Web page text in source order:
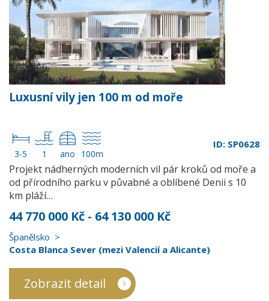
Luxusní vily jen 100 m od moře
3-5 1 ano 100m
ID: SP0628
Projekt nádherných moderních vil pár kroků od moře a
od přírodního parku v půvabné a oblíbené Denii s 10
km pláží…
44 770 000 Kč - 64 130 000 Kč
Španělsko
Costa Blanca Sever (mezi Valencií a Alicante)
Zobrazit detail